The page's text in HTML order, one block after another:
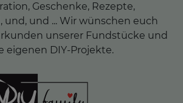
Geschenke, Rezepte,
und, und ... Wir wünschen euch
unserer Fundstücke und
eigenen DIY-Projekte.